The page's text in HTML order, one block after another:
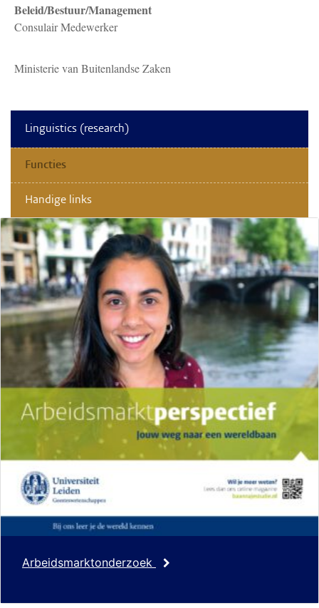
Beleid/Bestuur/Management
Consulair Medewerker
Ministerie van Buitenlandse Zaken
Linguistics (research)
Functies
Handige links
Arbeidsmarktonderzoek